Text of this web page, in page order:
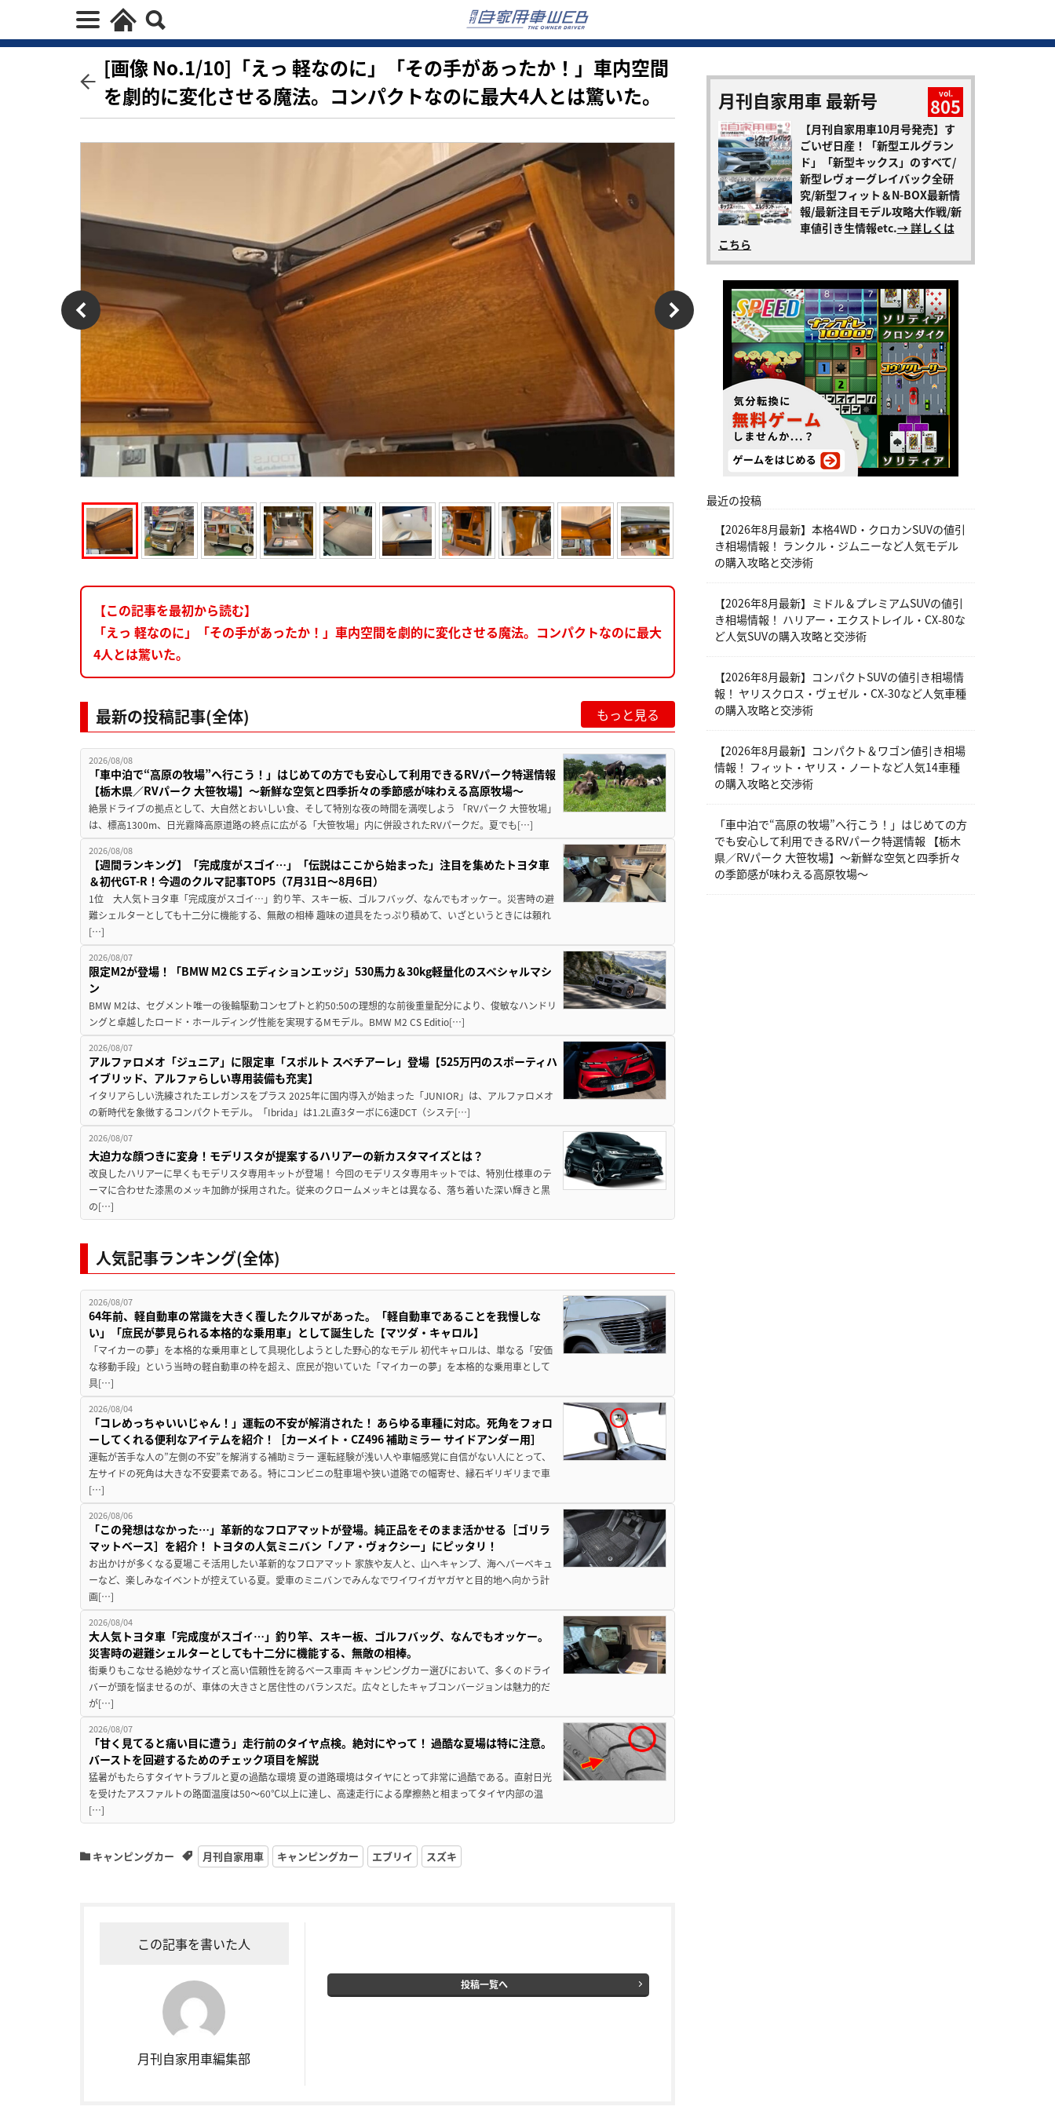
[画像 No.1/10]「えっ 軽なのに」「その手があったか！」車内空間
を劇的に変化させる魔法。コンパクトなのに最大4人とは驚いた。
【この記事を最初から読む】
「えっ 軽なのに」「その手があったか！」車内空間を劇的に変化させる魔法。コンパクトなのに最大
4人とは驚いた。
最新の投稿記事(全体) もっと見る
2026/08/08
「車中泊で“高原の牧場”へ行こう！」はじめての方でも安心して利用できるRVパーク特選情報
【栃木県／RVパーク 大笹牧場】～新鮮な空気と四季折々の季節感が味わえる高原牧場～
絶景ドライブの拠点として、大自然とおいしい食、そして特別な夜の時間を満喫しよう 「RVパーク 大笹牧場」
は、標高1300m、日光霧降高原道路の終点に広がる「大笹牧場」内に併設されたRVパークだ。夏でも[…]
2026/08/08
【週間ランキング】「完成度がスゴイ…」「伝説はここから始まった」注目を集めたトヨタ車
＆初代GT-R！今週のクルマ記事TOP5（7月31日〜8月6日）
1位 大人気トヨタ車「完成度がスゴイ…」釣り竿、スキー板、ゴルフバッグ、なんでもオッケー。災害時の避
難シェルターとしても十二分に機能する、無敵の相棒 趣味の道具をたっぷり積めて、いざというときには頼れ
[…]
2026/08/07
限定M2が登場！「BMW M2 CS エディションエッジ」530馬力＆30kg軽量化のスペシャルマシ
ン
BMW M2は、セグメント唯一の後輪駆動コンセプトと約50:50の理想的な前後重量配分により、俊敏なハンドリ
ングと卓越したロード・ホールディング性能を実現するMモデル。BMW M2 CS Editio[…]
2026/08/07
アルファロメオ「ジュニア」に限定車「スポルト スペチアーレ」登場【525万円のスポーティハ
イブリッド、アルファらしい専用装備も充実】
イタリアらしい洗練されたエレガンスをプラス 2025年に国内導入が始まった「JUNIOR」は、アルファロメオ
の新時代を象徴するコンパクトモデル。「Ibrida」は1.2L直3ターボに6速DCT（システ[…]
2026/08/07
大迫力な顔つきに変身！モデリスタが提案するハリアーの新カスタマイズとは？
改良したハリアーに早くもモデリスタ専用キットが登場！ 今回のモデリスタ専用キットでは、特別仕様車のテ
ーマに合わせた漆黒のメッキ加飾が採用された。従来のクロームメッキとは異なる、落ち着いた深い輝きと黒
の[…]
人気記事ランキング(全体)
2026/08/07
64年前、軽自動車の常識を大きく覆したクルマがあった。「軽自動車であることを我慢しな
い」「庶民が夢見られる本格的な乗用車」として誕生した【マツダ・キャロル】
「マイカーの夢」を本格的な乗用車として具現化しようとした野心的なモデル 初代キャロルは、単なる「安価
な移動手段」という当時の軽自動車の枠を超え、庶民が抱いていた「マイカーの夢」を本格的な乗用車として
具[…]
2026/08/04
「コレめっちゃいいじゃん！」運転の不安が解消された！ あらゆる車種に対応。死角をフォロ
ーしてくれる便利なアイテムを紹介！［カーメイト・CZ496 補助ミラー サイドアンダー用］
運転が苦手な人の”左側の不安”を解消する補助ミラー 運転経験が浅い人や車幅感覚に自信がない人にとって、
左サイドの死角は大きな不安要素である。特にコンビニの駐車場や狭い道路での幅寄せ、縁石ギリギリまで車
[…]
2026/08/06
「この発想はなかった…」革新的なフロアマットが登場。純正品をそのまま活かせる［ゴリラ
マットベース］を紹介！ トヨタの人気ミニバン「ノア・ヴォクシー」にピッタリ！
お出かけが多くなる夏場こそ活用したい革新的なフロアマット 家族や友人と、山へキャンプ、海へバーベキュ
ーなど、楽しみなイベントが控えている夏。愛車のミニバンでみんなでワイワイガヤガヤと目的地へ向かう計
画[…]
2026/08/04
大人気トヨタ車「完成度がスゴイ…」釣り竿、スキー板、ゴルフバッグ、なんでもオッケー。
災害時の避難シェルターとしても十二分に機能する、無敵の相棒。
街乗りもこなせる絶妙なサイズと高い信頼性を誇るベース車両 キャンピングカー選びにおいて、多くのドライ
バーが頭を悩ませるのが、車体の大きさと居住性のバランスだ。広々としたキャブコンバージョンは魅力的だ
が[…]
2026/08/07
「甘く見てると痛い目に遭う」走行前のタイヤ点検。絶対にやって！ 過酷な夏場は特に注意。
バーストを回避するためのチェック項目を解説
猛暑がもたらすタイヤトラブルと夏の過酷な環境 夏の道路環境はタイヤにとって非常に過酷である。直射日光
を受けたアスファルトの路面温度は50〜60℃以上に達し、高速走行による摩擦熱と相まってタイヤ内部の温
[…]
キャンピングカー 月刊自家用車 キャンピングカー エブリイ スズキ
この記事を書いた人
月刊自家用車編集部
投稿一覧へ
月刊自家用車 最新号 vol.
805
【月刊自家用車10月号発売】す
ごいぜ日産！「新型エルグラン
ド」「新型キックス」のすべて/
新型レヴォーグレイバック全研
究/新型フィット＆N-BOX最新情
報/最新注目モデル攻略大作戦/新
車値引き生情報etc.→ 詳しくは
こちら
最近の投稿
【2026年8月最新】本格4WD・クロカンSUVの値引
き相場情報！ ランクル・ジムニーなど人気モデル
の購入攻略と交渉術
【2026年8月最新】ミドル＆プレミアムSUVの値引
き相場情報！ ハリアー・エクストレイル・CX-80な
ど人気SUVの購入攻略と交渉術
【2026年8月最新】コンパクトSUVの値引き相場情
報！ ヤリスクロス・ヴェゼル・CX-30など人気車種
の購入攻略と交渉術
【2026年8月最新】コンパクト＆ワゴン値引き相場
情報！ フィット・ヤリス・ノートなど人気14車種
の購入攻略と交渉術
「車中泊で“高原の牧場”へ行こう！」はじめての方
でも安心して利用できるRVパーク特選情報 【栃木
県／RVパーク 大笹牧場】～新鮮な空気と四季折々
の季節感が味わえる高原牧場～